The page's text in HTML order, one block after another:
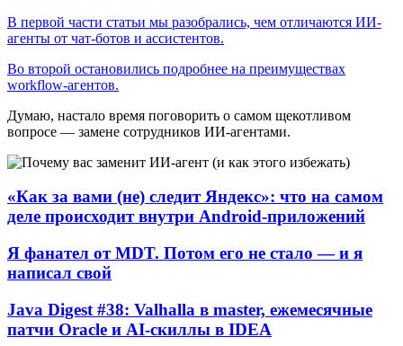
В первой части статьи мы разобрались, чем отличаются ИИ-
агенты от чат-ботов и ассистентов.
Во второй остановились подробнее на преимуществах
workflow-агентов.
Думаю, настало время поговорить о самом щекотливом
вопросе — замене сотрудников ИИ-агентами.
«Как за вами (не) следит Яндекс»: что на самом
деле происходит внутри Android-приложений
Я фанател от MDT. Потом его не стало — и я
написал свой
Java Digest #38: Valhalla в master, ежемесячные
патчи Oracle и AI-скиллы в IDEA